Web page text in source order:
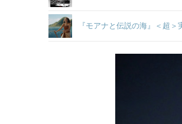
『モアナと伝説の海』＜超